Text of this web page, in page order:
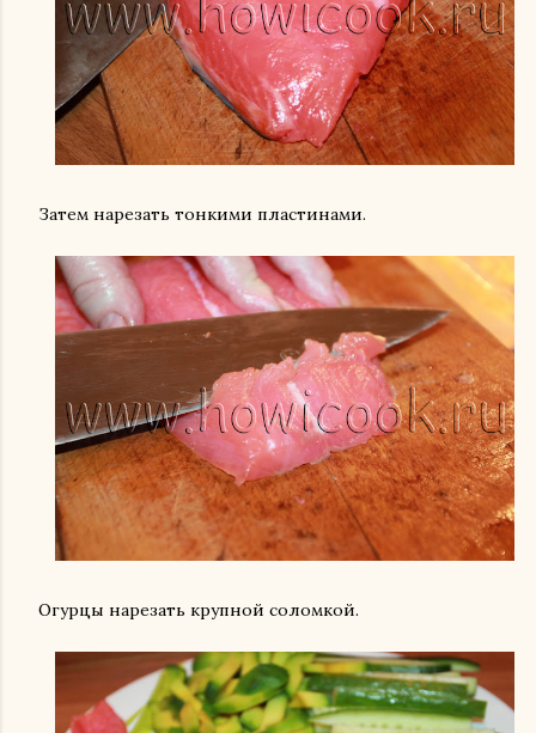
Затем нарезать тонкими пластинами.
Огурцы нарезать крупной соломкой.